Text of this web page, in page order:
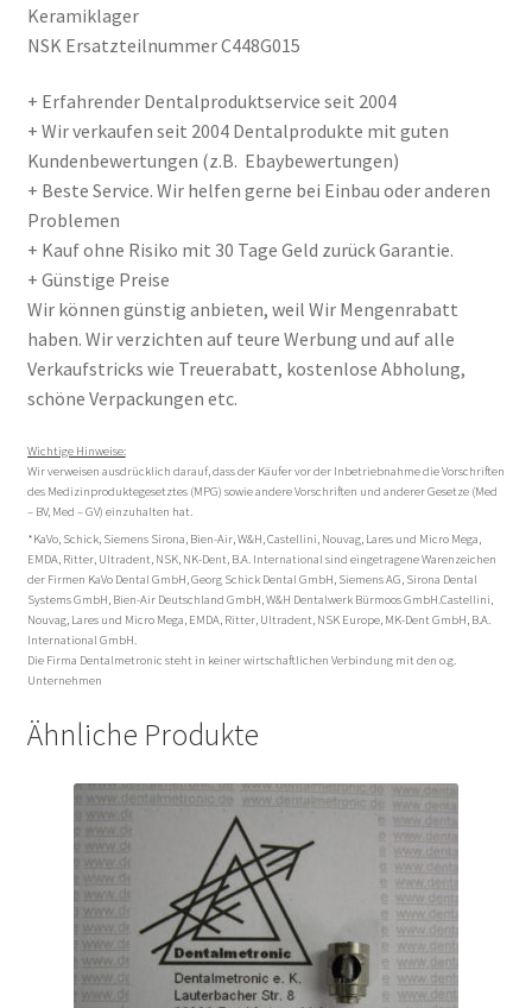
Keramiklager
NSK Ersatzteilnummer C448G015
+ Erfahrender Dentalproduktservice seit 2004
+ Wir verkaufen seit 2004 Dentalprodukte mit guten
Kundenbewertungen (z.B. Ebaybewertungen)
+ Beste Service. Wir helfen gerne bei Einbau oder anderen
Problemen
+ Kauf ohne Risiko mit 30 Tage Geld zurück Garantie.
+ Günstige Preise
Wir können günstig anbieten, weil Wir Mengenrabatt
haben. Wir verzichten auf teure Werbung und auf alle
Verkaufstricks wie Treuerabatt, kostenlose Abholung,
schöne Verpackungen etc.
Wichtige Hinweise:
Wir verweisen ausdrücklich darauf, dass der Käufer vor der Inbetriebnahme die Vorschriften
des Medizinproduktegesetztes (MPG) sowie andere Vorschriften und anderer Gesetze (Med
– BV, Med – GV) einzuhalten hat.
*KaVo, Schick, Siemens Sirona, Bien-Air, W&H, Castellini, Nouvag, Lares und Micro Mega,
EMDA, Ritter, Ultradent, NSK, NK-Dent, B.A. International sind eingetragene Warenzeichen
der Firmen KaVo Dental GmbH, Georg Schick Dental GmbH, Siemens AG, Sirona Dental
Systems GmbH, Bien-Air Deutschland GmbH, W&H Dentalwerk Bürmoos GmbH.Castellini,
Nouvag, Lares und Micro Mega, EMDA, Ritter, Ultradent, NSK Europe, MK-Dent GmbH, B.A.
International GmbH.
Die Firma Dentalmetronic steht in keiner wirtschaftlichen Verbindung mit den o.g.
Unternehmen
Ähnliche Produkte